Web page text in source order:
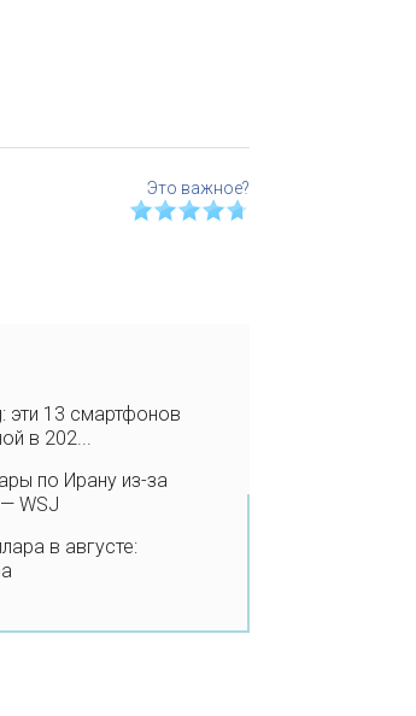
эти 13 смартфонов
в 202...
по Ирану из-за
WSJ
в августе: